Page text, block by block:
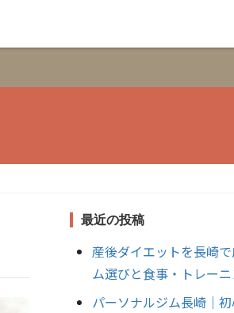
最近の投稿
産後ダイエットを長崎
ム選びと食事・トレー
パーソナルジム長崎｜